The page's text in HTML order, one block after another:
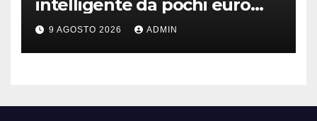
intelligente da pochi euro
può fare la differenza
9 AGOSTO 2026 ADMIN